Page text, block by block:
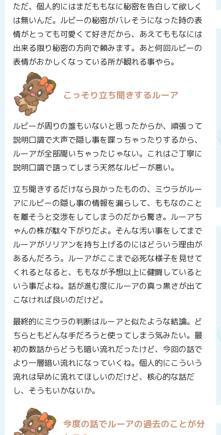
ただ、個人的にはまだももなに秘密を告白して欲しく
は無いんだ。ルビーの秘密がバレそうになった時の表
情がとっても可愛くて好きだから、あえてももなには
出来る限り秘密の方向で頼みます。あと何回ルビーの
表情がおかしくなっている所が観れる事やら。
こっそり立ち聞きするルーア
ルビーが周りの誰もいないと思ったからか、頑張って
説明口調で大声で隠し事を喋っちゃったりするから、
ルーアが全部聞いちゃったじゃない。これはご丁寧に
説明口調で語ってしまう天然なルビーが悪い。
立ち聞きするだけなら良かったものの、ミウラがルー
アにルビーの隠し事の情報を漏らして、ももなのこと
を離そうと交渉をしてしまうのだから驚き。ルーアち
ゃんの株が駄々下がりだよ。そんな汚い事をしてまで
ルーアがリリアンを持ち上げるのにはどういう理由が
あるんだろう。ルーアがここまで必死な様子を見せて
くれるとなると、ももなが予想以上に健闘していると
いう事だよね。話が進む度にルーアの真っ黒さが出て
こなければ良いのだけど。
最終的にミウラの判断はルーアと似たような結論。ど
ちらともどんな手だろうと使ってしまう気みたい。最
初の数話からどうも暗い流れだったけど、今回の話で
より一層暗い流れになっていくね。個人的にこういう
流れは早めに流れてほしいのだけど、核心的な話だ
し、そうもいかないか。
今度の話でルーアの過去のことが分